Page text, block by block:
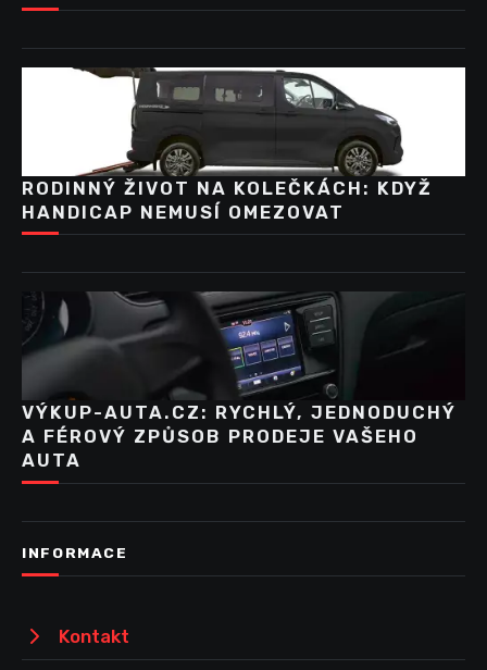
RODINNÝ ŽIVOT NA KOLEČKÁCH: KDYŽ
HANDICAP NEMUSÍ OMEZOVAT
VÝKUP-AUTA.CZ: RYCHLÝ, JEDNODUCHÝ
A FÉROVÝ ZPŮSOB PRODEJE VAŠEHO
AUTA
INFORMACE
Kontakt